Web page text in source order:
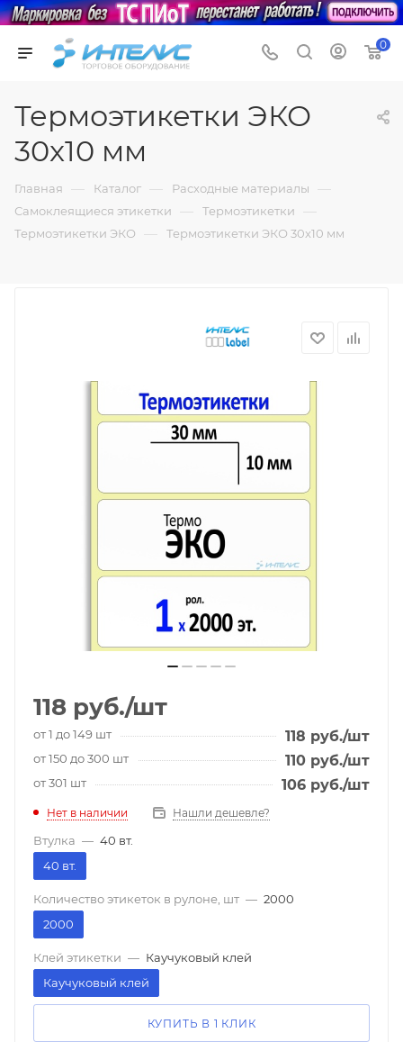
0
Термоэтикетки ЭКО
30x10 мм
Главная — Каталог — Расходные материалы —
Самоклеящиеся этикетки — Термоэтикетки —
Термоэтикетки ЭКО — Термоэтикетки ЭКО 30x10 мм
118 руб./шт
от 1 до 149 шт 118 руб./шт
от 150 до 300 шт 110 руб./шт
от 301 шт 106 руб./шт
Нет в наличии Нашли дешевле?
Втулка — 40 вт.
40 вт.
Количество этикеток в рулоне, шт — 2000
2000
Клей этикетки — Каучуковый клей
Каучуковый клей
КУПИТЬ В 1 КЛИК